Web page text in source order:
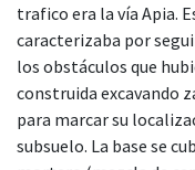
trafico era la vía Apia.
caracterizaba por
los obstáculos que
construida excavando
para marcar su
subsuelo. La base se